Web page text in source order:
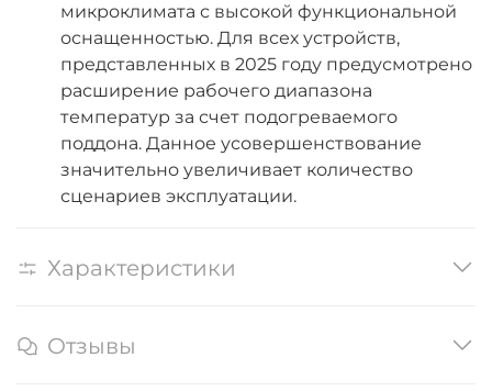
микроклимата с высокой функциональной
оснащенностью. Для всех устройств,
представленных в 2025 году предусмотрено
расширение рабочего диапазона
температур за счет подогреваемого
поддона. Данное усовершенствование
значительно увеличивает количество
сценариев эксплуатации.
Характеристики
Отзывы